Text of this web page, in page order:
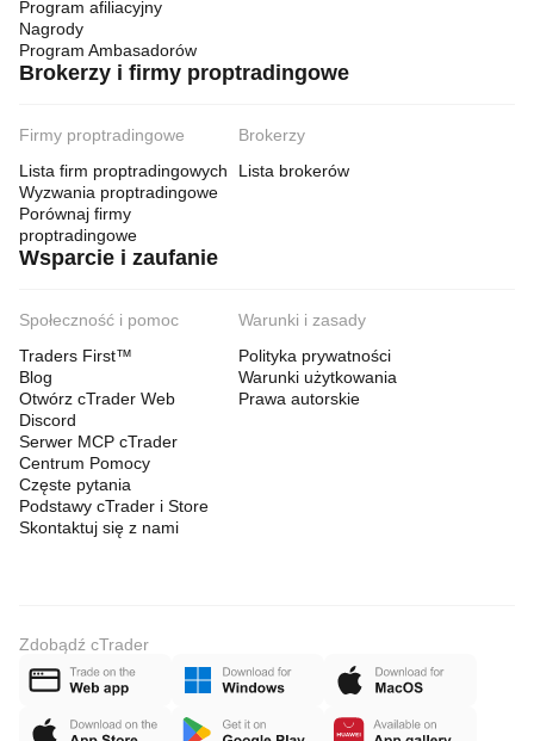
Program afiliacyjny
Nagrody
Program Ambasadorów
Brokerzy i firmy proptradingowe
Firmy proptradingowe
Lista firm proptradingowych
Wyzwania proptradingowe
Porównaj firmy
proptradingowe
Brokerzy
Lista brokerów
Wsparcie i zaufanie
Społeczność i pomoc
Traders First™
Blog
Otwórz cTrader Web
Discord
Serwer MCP cTrader
Centrum Pomocy
Częste pytania
Podstawy cTrader i Store
Skontaktuj się z nami
Warunki i zasady
Polityka prywatności
Warunki użytkowania
Prawa autorskie
Zdobądź cTrader